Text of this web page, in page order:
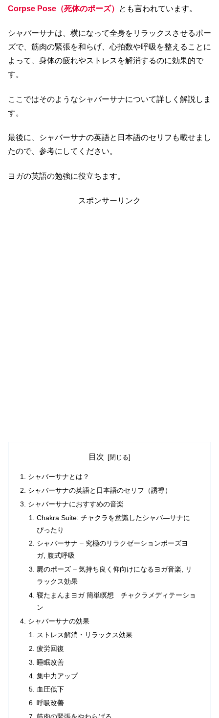
Corpse Pose（死体のポーズ）
とも言われています。
シャバーサナは、横になって全身をリラックスさせるポー
ズで、筋肉の緊張を和らげ、心拍数や呼吸を整えることに
よって、身体の疲れやストレスを解消するのに効果的で
す。
ここではそのようなシャバーサナについて詳しく解説しま
す。
最後に、シャバーサナの英語と日本語のセリフも載せまし
たので、参考にしてください。
ヨガの英語の勉強に役立ちます。
スポンサーリンク
目次
シャバーサナとは？
シャバーサナの英語と日本語のセリフ（誘導）
シャバーサナにおすすめの音楽
Chakra Suite: チャクラを意識したシャバ―サナに
ぴったり
シャバーサナ – 究極のリラクゼーションポーズヨ
ガ, 腹式呼吸
屍のポーズ – 気持ち良く仰向けになるヨガ音楽, リ
ラックス効果
寝たまんまヨガ 簡単瞑想 チャクラメディテーショ
ン
シャバーサナの効果
ストレス解消・リラックス効果
疲労回復
睡眠改善
集中力アップ
血圧低下
呼吸改善